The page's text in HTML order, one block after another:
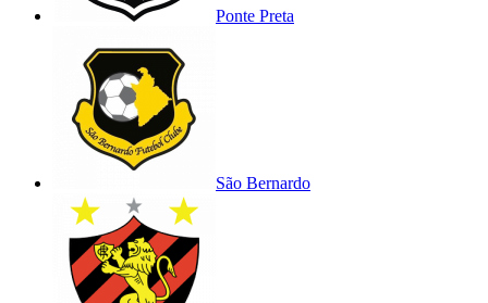
Ponte Preta
São Bernardo